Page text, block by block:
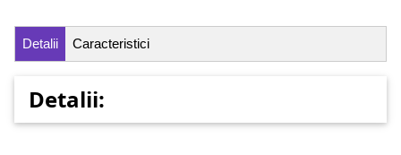
Detalii Caracteristici
Detalii: